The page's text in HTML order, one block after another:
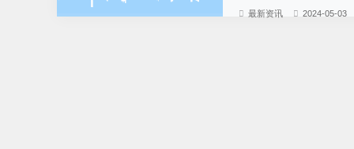
最新资讯 2024-05-03